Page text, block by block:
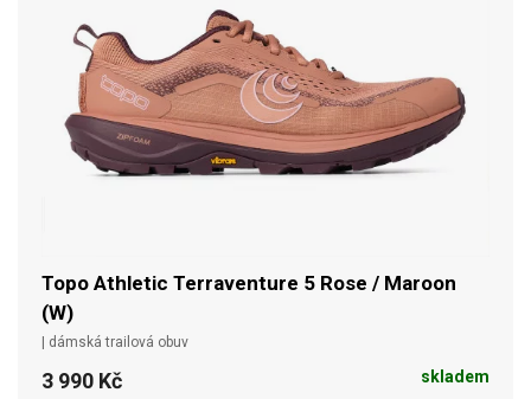
Topo Athletic Terraventure 5 Rose / Maroon
(W)
| dámská trailová obuv
3 990 Kč skladem